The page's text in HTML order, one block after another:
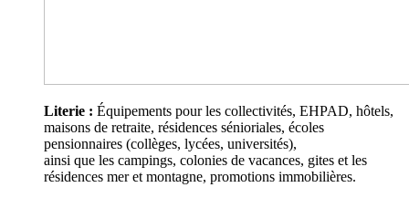
Literie : Équipements pour les collectivités, EHPAD, hôtels,
maisons de retraite, résidences sénioriales, écoles
pensionnaires (collèges, lycées, universités),
ainsi que les campings, colonies de vacances, gites et les
résidences mer et montagne, promotions immobilières.